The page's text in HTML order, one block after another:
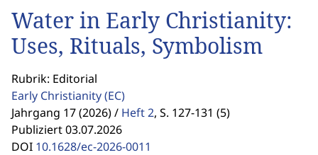
Water in Early Christianity:
Uses, Rituals, Symbolism
Rubrik: Editorial
Early Christianity(EC)
Jahrgang 17 (2026) / Heft 2, S. 127-131 (5)
Publiziert 03.07.2026
DOI 10.1628/ec-2026-0011